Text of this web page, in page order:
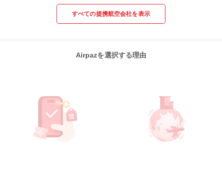
すべての提携航空会社を表示
Airpazを選択する理由